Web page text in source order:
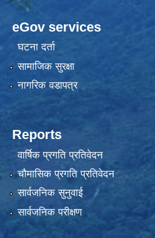
eGov services
घटना दर्ता
सामाजिक सुरक्षा
नागरिक वडापत्र
Reports
वार्षिक प्रगति प्रतिवेदन
चौमासिक प्रगति प्रतिवेदन
सार्वजनिक सुनुवाई
सार्वजनिक परीक्षण